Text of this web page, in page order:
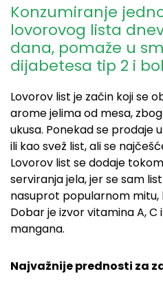
Konzumiranje
lovorovog lista
dana, pomaže u
dijabetesa tip 2 i
Lovorov list je začin koji se
arome jelima od mesa,
ukusa. Ponekad se prodaje
ili kao svež list, ali se
Lovorov list se dodaje
serviranja jela, jer se sam
nasuprot popularnom mitu,
Dobar je izvor vitamina A, C
mangana.
Najvažnije prednosti za